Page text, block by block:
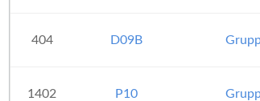
404 D09B
1402 P10